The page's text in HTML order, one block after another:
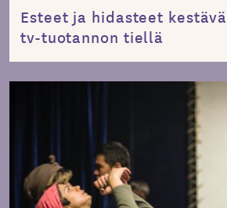
Esteet ja hidasteet
tv-tuotannon tiellä